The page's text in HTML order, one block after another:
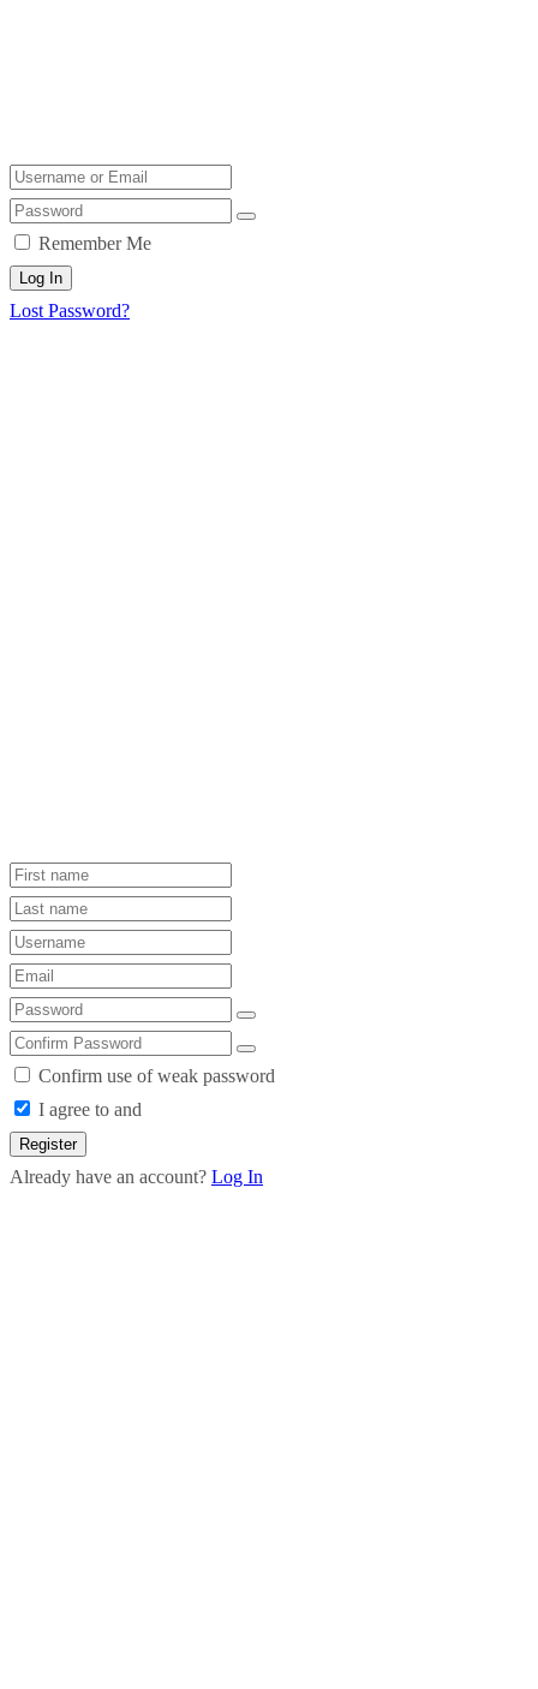
Remember Me
Log In
Lost Password?
Confirm use of weak password
I agree to and
Register
Already have an account? Log In